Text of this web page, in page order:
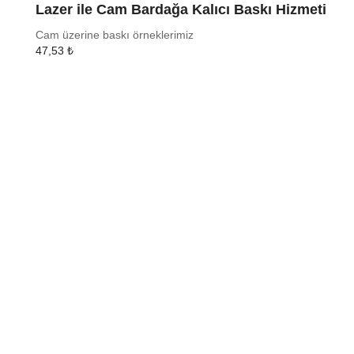
Lazer ile Cam Bardağa Kalıcı Baskı Hizmeti
Cam üzerine baskı örneklerimiz
47,53 ₺